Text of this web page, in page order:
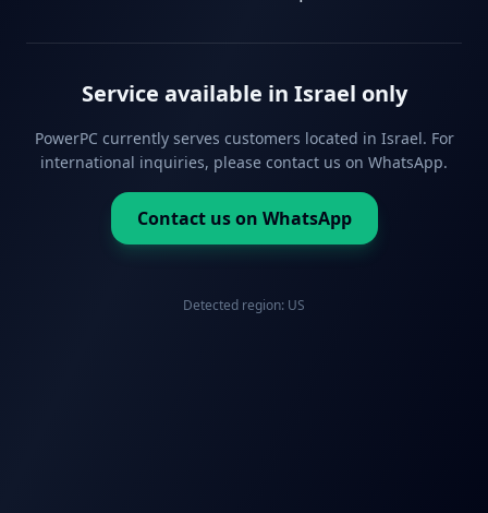
Service available in Israel only
PowerPC currently serves customers located in Israel. For
international inquiries, please contact us on WhatsApp.
Contact us on WhatsApp
Detected region: US